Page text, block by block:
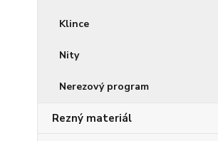
Klince
Nity
Nerezový program
Rezný materiál